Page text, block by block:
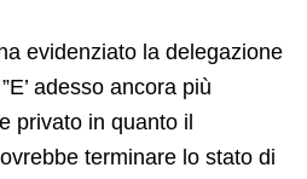
evidenziato la delegazione
adesso ancora più
privato in quanto il
terminare lo stato di